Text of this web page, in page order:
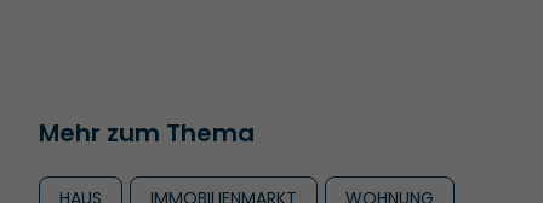
Mehr zum Thema
HAUS IMMOBILIENMARKT WOHNUNG